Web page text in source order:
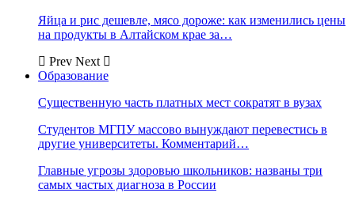
Яйца и рис дешевле, мясо дороже: как изменились цены
на продукты в Алтайском крае за…
Prev Next
Образование
Существенную часть платных мест сократят в вузах
Студентов МГПУ массово вынуждают перевестись в
другие университеты. Комментарий…
Главные угрозы здоровью школьников: названы три
самых частых диагноза в России